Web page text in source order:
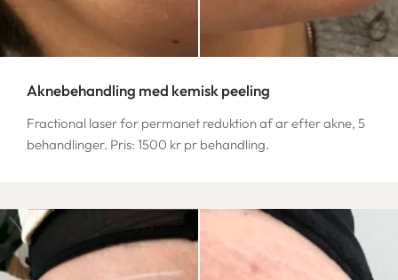
Aknebehandling med kemisk peeling
Fractional laser for permanet reduktion af ar efter akne, 5
behandlinger. Pris: 1500 kr pr behandling.